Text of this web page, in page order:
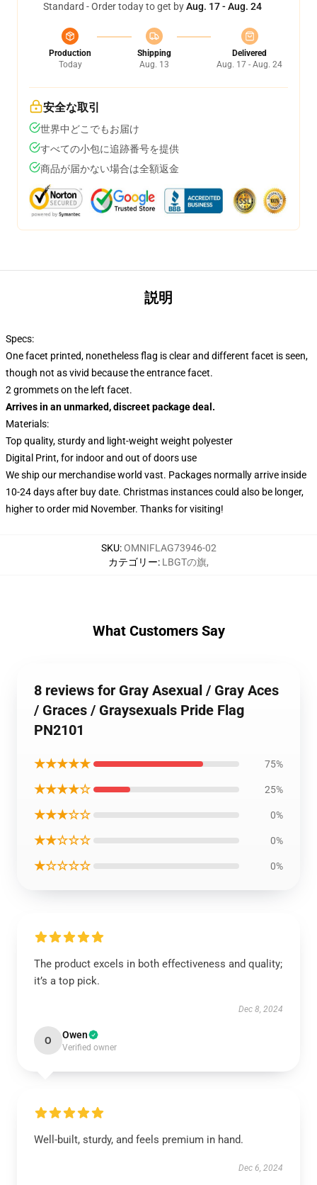
Standard - Order today to get byAug. 17 - Aug. 24
Production
Today
Shipping
Aug. 13
Delivered
Aug. 17 - Aug. 24
安全な取引
世界中どこでもお届け
すべての小包に追跡番号を提供
商品が届かない場合は全額返金
説明
Specs:
One facet printed, nonetheless flag is clear and different facet is seen,
though not as vivid because the entrance facet.
2 grommets on the left facet.
Arrives in an unmarked, discreet package deal.
Materials:
Top quality, sturdy and light-weight weight polyester
Digital Print, for indoor and out of doors use
We ship our merchandise world vast. Packages normally arrive inside
10-24 days after buy date. Christmas instances could also be longer,
higher to order mid November. Thanks for visiting!
SKU:OMNIFLAG73946-02
カテゴリー: LBGTの旗,
What Customers Say
8 reviews for Gray Asexual / Gray Aces
/ Graces / Graysexuals Pride Flag
PN2101
★★★★★ 75%
★★★★☆ 25%
★★★☆☆ 0%
★★☆☆☆ 0%
★☆☆☆☆ 0%
The product excels in both effectiveness and quality;
it’s a top pick.
Dec 8, 2024
O Owen
Verified owner
Well-built, sturdy, and feels premium in hand.
Dec 6, 2024